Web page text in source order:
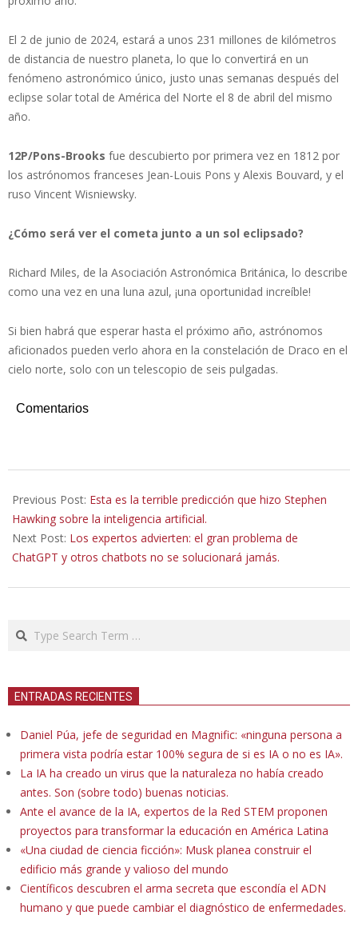
El 2 de junio de 2024, estará a unos 231 millones de kilómetros
de distancia de nuestro planeta, lo que lo convertirá en un
fenómeno astronómico único, justo unas semanas después del
eclipse solar total de América del Norte el 8 de abril del mismo
año.
12P/Pons-Brooks fue descubierto por primera vez en 1812 por
los astrónomos franceses Jean-Louis Pons y Alexis Bouvard, y el
ruso Vincent Wisniewsky.
¿Cómo será ver el cometa junto a un sol eclipsado?
Richard Miles, de la Asociación Astronómica Británica, lo describe
como una vez en una luna azul, ¡una oportunidad increíble!
Si bien habrá que esperar hasta el próximo año, astrónomos
aficionados pueden verlo ahora en la constelación de Draco en el
cielo norte, solo con un telescopio de seis pulgadas.
Comentarios
08-
05
Previous Post: Esta es la terrible predicción que hizo Stephen
Hawking sobre la inteligencia artificial.
Next Post: Los expertos advierten: el gran problema de
ChatGPT y otros chatbots no se solucionará jamás.
Search
ENTRADAS RECIENTES
Daniel Púa, jefe de seguridad en Magnific: «ninguna persona a
primera vista podría estar 100% segura de si es IA o no es IA».
La IA ha creado un virus que la naturaleza no había creado
antes. Son (sobre todo) buenas noticias.
Ante el avance de la IA, expertos de la Red STEM proponen
proyectos para transformar la educación en América Latina
«Una ciudad de ciencia ficción»: Musk planea construir el
edificio más grande y valioso del mundo
Científicos descubren el arma secreta que escondía el ADN
humano y que puede cambiar el diagnóstico de enfermedades.